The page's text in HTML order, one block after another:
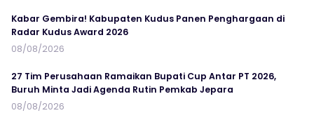
Kabar Gembira! Kabupaten Kudus Panen Penghargaan di
Radar Kudus Award 2026
08/08/2026
27 Tim Perusahaan Ramaikan Bupati Cup Antar PT 2026,
Buruh Minta Jadi Agenda Rutin Pemkab Jepara
08/08/2026